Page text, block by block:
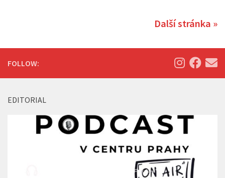
Další stránka »
FOLLOW:
EDITORIAL